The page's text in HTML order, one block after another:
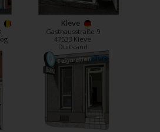
Kleve
Gasthausstraße 9
47533 Kleve
Duitsland